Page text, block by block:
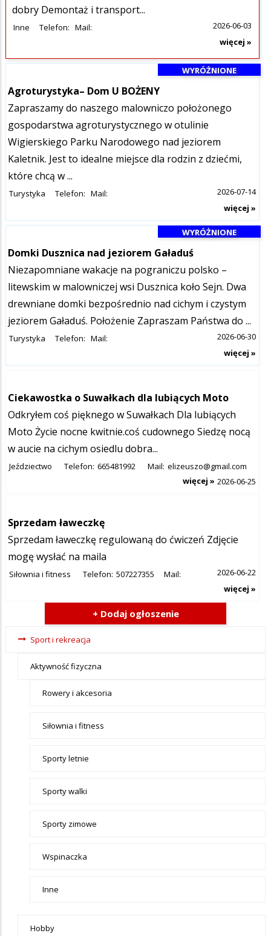
dobry Demontaż i transport...
Inne Telefon: Mail:
2026-06-03
więcej »
Agroturystyka– Dom U BOŻENY
WYRÓŻNIONE
Zapraszamy do naszego malowniczo położonego
gospodarstwa agroturystycznego w otulinie
Wigierskiego Parku Narodowego nad jeziorem
Kaletnik. Jest to idealne miejsce dla rodzin z dziećmi,
które chcą w ...
Turystyka Telefon: Mail:
2026-07-14
więcej »
Domki Dusznica nad jeziorem Gaładuś
WYRÓŻNIONE
Niezapomniane wakacje na pograniczu polsko –
litewskim w malowniczej wsi Dusznica koło Sejn. Dwa
drewniane domki bezpośrednio nad cichym i czystym
jeziorem Gaładuś. Położenie Zapraszam Państwa do ...
Turystyka Telefon: Mail:
2026-06-30
więcej »
Ciekawostka o Suwałkach dla lubiących Moto
Odkryłem coś pięknego w Suwałkach Dla lubiących
Moto Życie nocne kwitnie.coś cudownego Siedzę nocą
w aucie na cichym osiedlu dobra...
Jeździectwo Telefon: 665481992 Mail: elizeuszo@gmail.com
2026-06-25
więcej »
Sprzedam ławeczkę
Sprzedam ławeczkę regulowaną do ćwiczeń Zdjęcie
mogę wysłać na maila
Siłownia i fitness Telefon: 507227355 Mail:
2026-06-22
więcej »
+ Dodaj ogłoszenie
Ogłoszenia
menu-
Sport i rekreacja
Aktywność fizyczna
Rowery i akcesoria
Siłownia i fitness
Sporty letnie
Sporty walki
Sporty zimowe
Wspinaczka
Inne
Hobby